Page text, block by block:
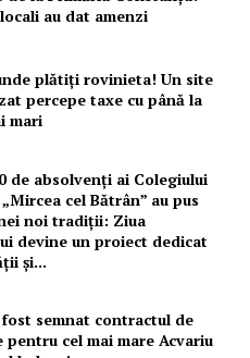
au dat amenzi
plătiți rovinieta! Un site
percepe taxe cu până la
mari
de absolvenți ai Colegiului
cel Bătrân” au pus
noi tradiții: Ziua
devine un proiect dedicat
și...
semnat contractul de
pentru cel mai mare Acvariu